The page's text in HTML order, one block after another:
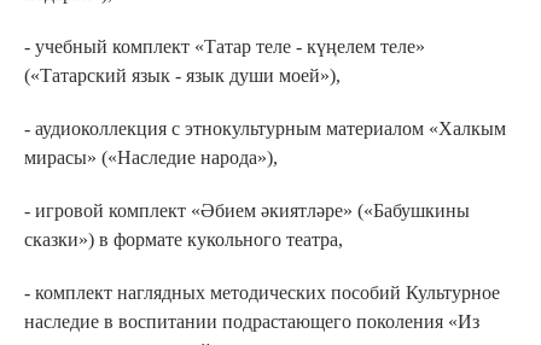
- учебный комплект «Татар теле - күңелем теле»
(«Татарский язык - язык души моей»),
- аудиоколлекция с этнокультурным материалом «Халкым
мирасы» («Наследие народа»),
- игровой комплект «Әбием әкиятләре» («Бабушкины
сказки») в формате кукольного театра,
- комплект наглядных методических пособий Культурное
наследие в воспитании подрастающего поколения «Из